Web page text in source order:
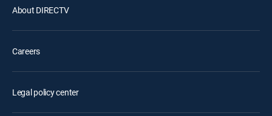
About DIRECTV
Careers
Legal policy center